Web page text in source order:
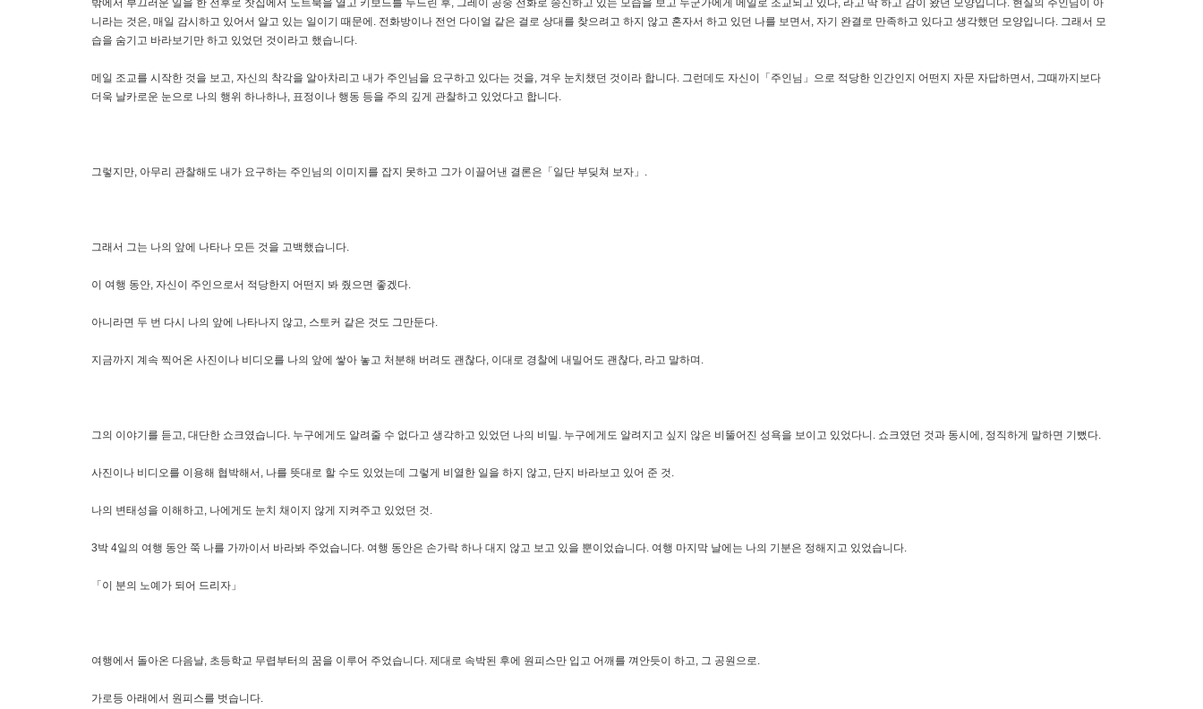
밖에서 부끄러운 일을 한 전후로 찻집에서 노트북을 열고 키보드를 두드린 후, 그레이 공중 전화로 송신하고 있는 모습을 보고 누군가에게 메일로 조교되고 있다, 라고 딱 하고 감이 왔던 모양입니다. 현실의 주인님이 아
니라는 것은, 매일 감시하고 있어서 알고 있는 일이기 때문에. 전화방이나 전언 다이얼 같은 걸로 상대를 찾으려고 하지 않고 혼자서 하고 있던 나를 보면서, 자기 완결로 만족하고 있다고 생각했던 모양입니다. 그래서 모
습을 숨기고 바라보기만 하고 있었던 것이라고 했습니다.
메일 조교를 시작한 것을 보고, 자신의 착각을 알아차리고 내가 주인님을 요구하고 있다는 것을, 겨우 눈치챘던 것이라 합니다. 그런데도 자신이「주인님」으로 적당한 인간인지 어떤지 자문 자답하면서, 그때까지보다
더욱 날카로운 눈으로 나의 행위 하나하나, 표정이나 행동 등을 주의 깊게 관찰하고 있었다고 합니다.
그렇지만, 아무리 관찰해도 내가 요구하는 주인님의 이미지를 잡지 못하고 그가 이끌어낸 결론은「일단 부딪쳐 보자」.
그래서 그는 나의 앞에 나타나 모든 것을 고백했습니다.
이 여행 동안, 자신이 주인으로서 적당한지 어떤지 봐 줬으면 좋겠다.
아니라면 두 번 다시 나의 앞에 나타나지 않고, 스토커 같은 것도 그만둔다.
지금까지 계속 찍어온 사진이나 비디오를 나의 앞에 쌓아 놓고 처분해 버려도 괜찮다, 이대로 경찰에 내밀어도 괜찮다, 라고 말하며.
그의 이야기를 듣고, 대단한 쇼크였습니다. 누구에게도 알려줄 수 없다고 생각하고 있었던 나의 비밀. 누구에게도 알려지고 싶지 않은 비뚤어진 성욕을 보이고 있었다니. 쇼크였던 것과 동시에, 정직하게 말하면 기뻤다.
사진이나 비디오를 이용해 협박해서, 나를 뜻대로 할 수도 있었는데 그렇게 비열한 일을 하지 않고, 단지 바라보고 있어 준 것.
나의 변태성을 이해하고, 나에게도 눈치 채이지 않게 지켜주고 있었던 것.
3박 4일의 여행 동안 쭉 나를 가까이서 바라봐 주었습니다. 여행 동안은 손가락 하나 대지 않고 보고 있을 뿐이었습니다. 여행 마지막 날에는 나의 기분은 정해지고 있었습니다.
「이 분의 노예가 되어 드리자」
여행에서 돌아온 다음날, 초등학교 무렵부터의 꿈을 이루어 주었습니다. 제대로 속박된 후에 원피스만 입고 어깨를 껴안듯이 하고, 그 공원으로.
가로등 아래에서 원피스를 벗습니다.